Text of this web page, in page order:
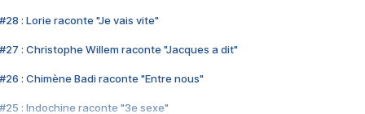
#28 : Lorie raconte "Je vais vite"
#27 : Christophe Willem raconte "Jacques a dit"
#26 : Chimène Badi raconte "Entre nous"
#25 : Indochine raconte "3e sexe"